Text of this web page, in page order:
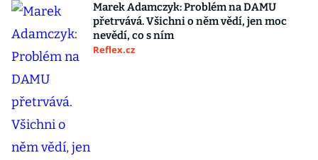
Marek Adamczyk: Problém na DAMU
přetrvává. Všichni o něm vědí, jen moc
nevědí, co s ním
Reflex.cz